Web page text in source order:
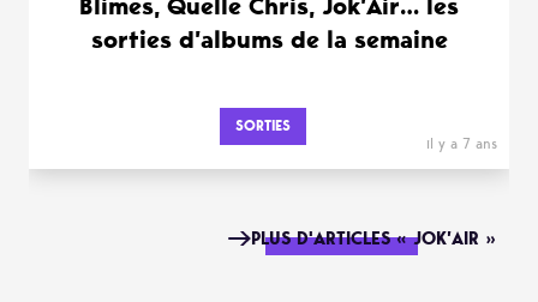
sorties d’albums de la semaine
SORTIES
il y a 7 ans
PLUS D'ARTICLES « JOK’AIR »